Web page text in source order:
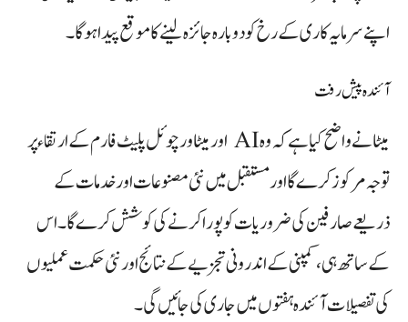
اپنے سرمایہ کاری کے رخ کو دوبارہ جائزہ لینے کا موقع پیدا ہوگا۔
آئندہ پیش رفت
میٹا نے واضح کیا ہے کہ وہ AI اور میٹا ورچوئل پلیٹ فارم کے ارتقاء پر
توجہ مرکوز کرے گا اور مستقبل میں نئی مصنوعات اور خدمات کے
ذریعے صارفین کی ضروریات کو پورا کرنے کی کوشش کرے گا۔ اس
کے ساتھ ہی، کمپنی کے اندرونی تجزیے کے نتائج اور نئی حکمت عملیوں
کی تفصیلات آئندہ ہفتوں میں جاری کی جائیں گی۔